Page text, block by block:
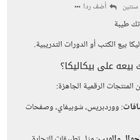
سنتين أضف ردا
طيبة
بيع الكتب أو الدورات التدريبية.
على بيكاليكا؟
الرقمية الجاهزة:
: ووردبريس، شوبيفاي، وصفحات